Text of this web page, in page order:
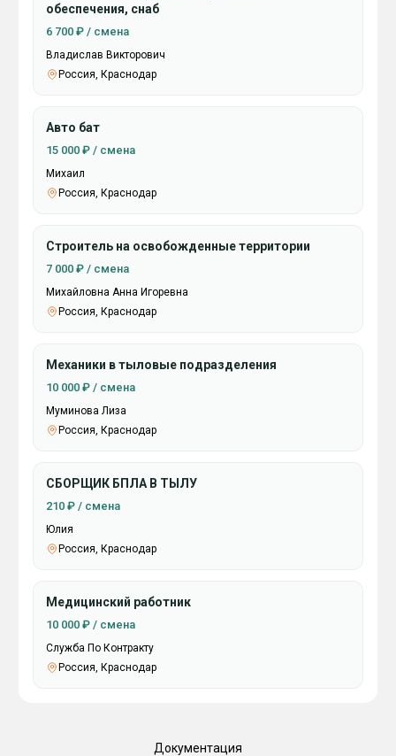
обеспечения, снаб
6 700 ₽ / смена
Владислав Викторович
Россия, Краснодар
Авто бат
15 000 ₽ / смена
Михаил
Россия, Краснодар
Строитель на освобожденные территории
7 000 ₽ / смена
Михайловна Анна Игоревна
Россия, Краснодар
Механики в тыловые подразделения
10 000 ₽ / смена
Муминова Лиза
Россия, Краснодар
СБОРЩИК БПЛА В ТЫЛУ
210 ₽ / смена
Юлия
Россия, Краснодар
Медицинский работник
10 000 ₽ / смена
Служба По Контракту
Россия, Краснодар
Документация